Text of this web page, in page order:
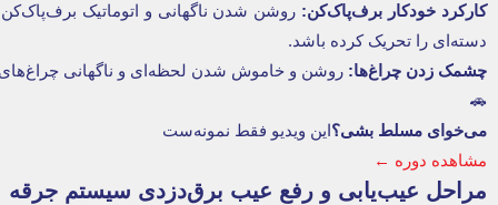
کارکرد خودکار برف‌پاک‌کن: روشن شدن ناگهانی و اتوماتیک برف‌پاک‌کن
دسته‌ای را تحریک کرده باشد.
چشمک زدن چراغ‌ها: روشن و خاموش شدن لحظه‌ای و ناگهانی
🚗
می‌خوای مسلط بشی؟این ویدیو فقط نمونه‌ست
مشاهده دوره ←
مراحل عیب‌یابی و رفع عیب برق‌دزدی سیستم جرقه